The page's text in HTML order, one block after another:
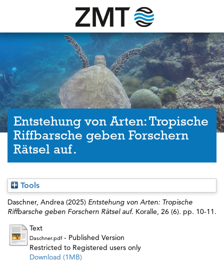
Entstehung von Arten: Tropische
Riffbarsche geben Forschern
Rätsel auf.
Tools
Daschner, Andrea (2025) Entstehung von Arten: Tropische
Riffbarsche geben Forschern Rätsel auf. Koralle, 26 (6). pp. 10-11.
Text
Daschner.pdf- Published Version
Restricted to Registered users only
Download (1MB)